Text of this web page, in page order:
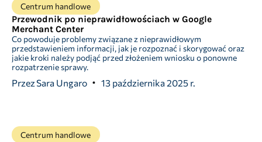
Centrum handlowe
Przewodnik po nieprawidłowościach w Google
Merchant Center
Co powoduje problemy związane z nieprawidłowym
przedstawieniem informacji, jak je rozpoznać i skorygować oraz
jakie kroki należy podjąć przed złożeniem wniosku o ponowne
rozpatrzenie sprawy.
PrzezSara Ungaro 13 października 2025 r.
Centrum handlowe